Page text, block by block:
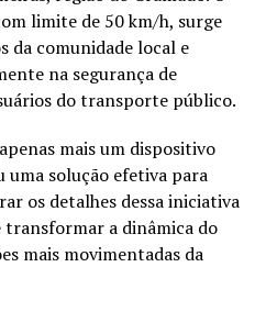
limite de 50 km/h, surge
da comunidade local e
na segurança de
do transporte público.
mais um dispositivo
solução efetiva para
os detalhes dessa iniciativa
a dinâmica do
mais movimentadas da